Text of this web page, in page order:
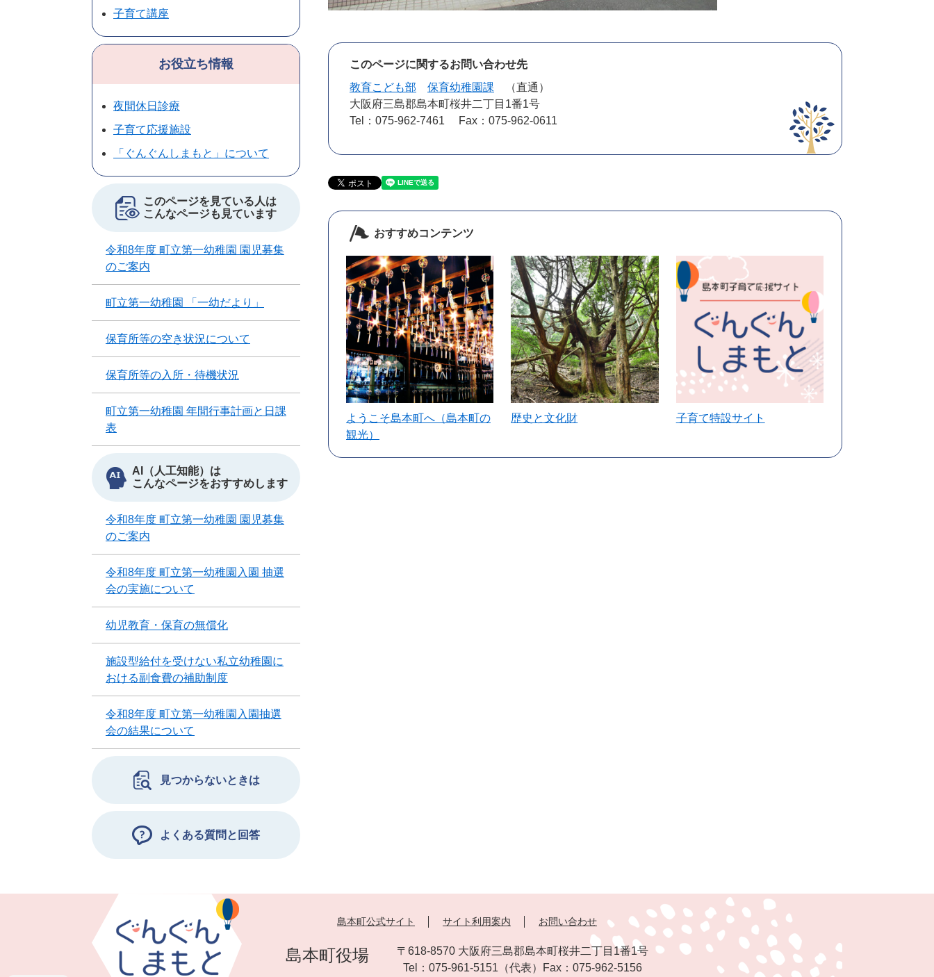
このページに関するお問い合わせ先
教育こども部
保育幼稚園課
直通
大阪府三島郡島本町桜井二丁目1番1号
Tel：075-962-7461
Fax：075-962-0611
おすすめコンテンツ
ようこそ島本町へ（島本町の
観光）
歴史と文化財 子育て特設サイト
子育て講座
お役立ち情報
夜間休日診療
子育て応援施設
「ぐんぐんしまもと」について
このページを見ている人は
こんなページも見ています
令和8年度 町立第一幼稚園 園児募集
のご案内
町立第一幼稚園 「一幼だより」
保育所等の空き状況について
保育所等の入所・待機状況
町立第一幼稚園 年間行事計画と日課
表
AI（人工知能）は
こんなページをおすすめします
令和8年度 町立第一幼稚園 園児募集
のご案内
令和8年度 町立第一幼稚園入園 抽選
会の実施について
幼児教育・保育の無償化
施設型給付を受けない私立幼稚園に
おける副食費の補助制度
令和8年度 町立第一幼稚園入園抽選
会の結果について
見つからないときは
よくある質問と回答
島本町公式サイト サイト利用案内 お問い合わせ
島本町役場
〒618-8570 大阪府三島郡島本町桜井二丁目1番1号
Tel： 075-961-5151 （代表） Fax： 075-962-5156